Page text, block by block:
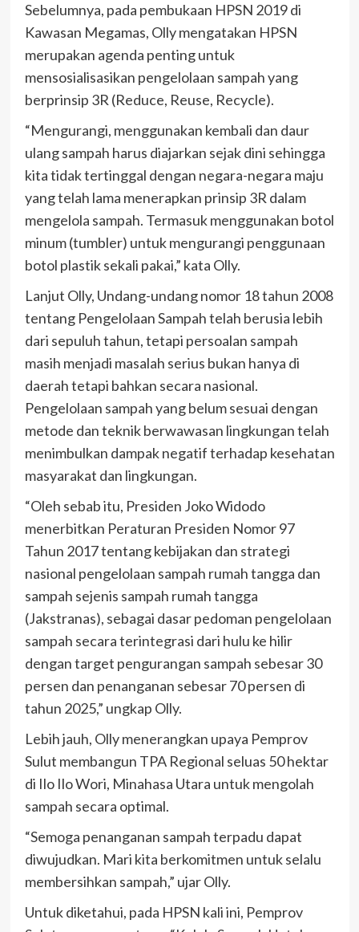
Sebelumnya, pada pembukaan HPSN 2019 di
Kawasan Megamas, Olly mengatakan HPSN
merupakan agenda penting untuk
mensosialisasikan pengelolaan sampah yang
berprinsip 3R (Reduce, Reuse, Recycle).
“Mengurangi, menggunakan kembali dan daur
ulang sampah harus diajarkan sejak dini sehingga
kita tidak tertinggal dengan negara-negara maju
yang telah lama menerapkan prinsip 3R dalam
mengelola sampah. Termasuk menggunakan botol
minum (tumbler) untuk mengurangi penggunaan
botol plastik sekali pakai,” kata Olly.
Lanjut Olly, Undang-undang nomor 18 tahun 2008
tentang Pengelolaan Sampah telah berusia lebih
dari sepuluh tahun, tetapi persoalan sampah
masih menjadi masalah serius bukan hanya di
daerah tetapi bahkan secara nasional.
Pengelolaan sampah yang belum sesuai dengan
metode dan teknik berwawasan lingkungan telah
menimbulkan dampak negatif terhadap kesehatan
masyarakat dan lingkungan.
“Oleh sebab itu, Presiden Joko Widodo
menerbitkan Peraturan Presiden Nomor 97
Tahun 2017 tentang kebijakan dan strategi
nasional pengelolaan sampah rumah tangga dan
sampah sejenis sampah rumah tangga
(Jakstranas), sebagai dasar pedoman pengelolaan
sampah secara terintegrasi dari hulu ke hilir
dengan target pengurangan sampah sebesar 30
persen dan penanganan sebesar 70 persen di
tahun 2025,” ungkap Olly.
Lebih jauh, Olly menerangkan upaya Pemprov
Sulut membangun TPA Regional seluas 50 hektar
di Ilo Ilo Wori, Minahasa Utara untuk mengolah
sampah secara optimal.
“Semoga penanganan sampah terpadu dapat
diwujudkan. Mari kita berkomitmen untuk selalu
membersihkan sampah,” ujar Olly.
Untuk diketahui, pada HPSN kali ini, Pemprov